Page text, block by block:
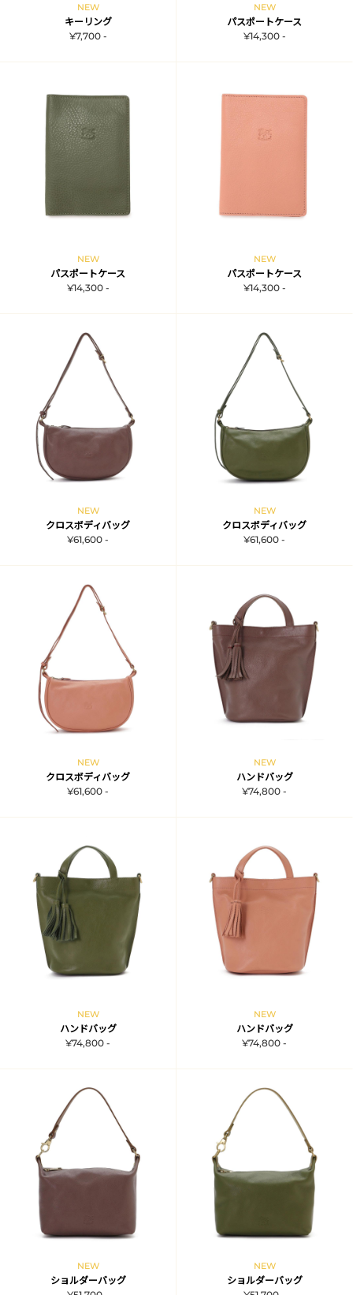
NEW
キーリング
¥7,700 -
NEW
パスポートケース
¥14,300 -
NEW
パスポートケース
¥14,300 -
NEW
パスポートケース
¥14,300 -
NEW
クロスボディバッグ
¥61,600 -
NEW
クロスボディバッグ
¥61,600 -
NEW
クロスボディバッグ
¥61,600 -
NEW
ハンドバッグ
¥74,800 -
NEW
ハンドバッグ
¥74,800 -
NEW
ハンドバッグ
¥74,800 -
NEW
ショルダーバッグ
NEW
ショルダーバッグ